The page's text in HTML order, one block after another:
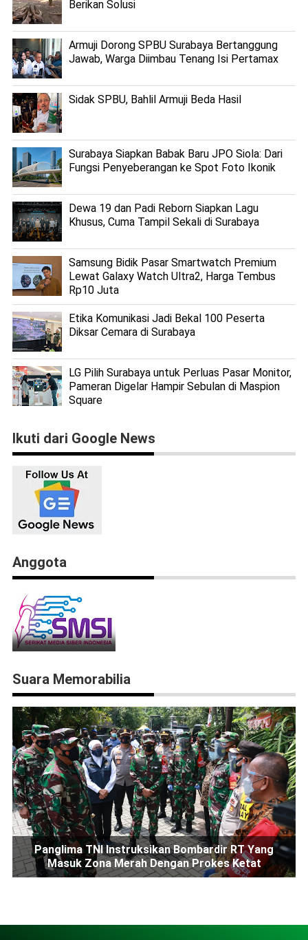
Berikan Solusi
Armuji Dorong SPBU Surabaya Bertanggung
Jawab, Warga Diimbau Tenang Isi Pertamax
Sidak SPBU, Bahlil Armuji Beda Hasil
Surabaya Siapkan Babak Baru JPO Siola: Dari
Fungsi Penyeberangan ke Spot Foto Ikonik
Dewa 19 dan Padi Reborn Siapkan Lagu
Khusus, Cuma Tampil Sekali di Surabaya
Samsung Bidik Pasar Smartwatch Premium
Lewat Galaxy Watch Ultra2, Harga Tembus
Rp10 Juta
Etika Komunikasi Jadi Bekal 100 Peserta
Diksar Cemara di Surabaya
LG Pilih Surabaya untuk Perluas Pasar Monitor,
Pameran Digelar Hampir Sebulan di Maspion
Square
Ikuti dari Google News
Anggota
Suara Memorabilia
Panglima TNI Instruksikan Bombardir RT Yang
Masuk Zona Merah Dengan Prokes Ketat